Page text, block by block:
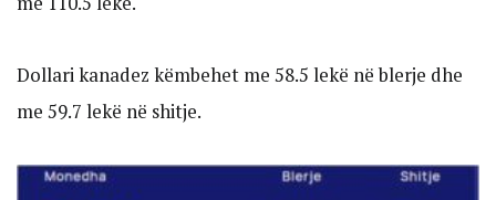
Dollari kanadez këmbehet me 58.5 lekë në blerje dhe
me 59.7 lekë në shitje.